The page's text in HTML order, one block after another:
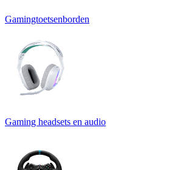
Gamingtoetsenborden
Gaming headsets en audio